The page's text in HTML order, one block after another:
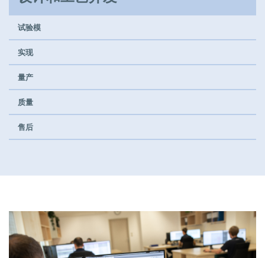
模具采购工程师组长
前期质量工程师
Pollmann presents initial review
Matthias Haider 接任珀尔曼国际首
24. July 2025
试验模
实现
量产
质量
售后